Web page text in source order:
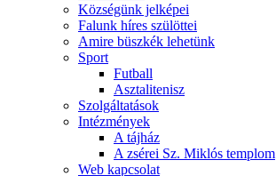
Községünk jelképei
Falunk híres szülöttei
Amire büszkék lehetünk
Sport
Futball
Asztalitenisz
Szolgáltatások
Intézmények
A tájház
A zsérei Sz. Miklós templom
Web kapcsolat